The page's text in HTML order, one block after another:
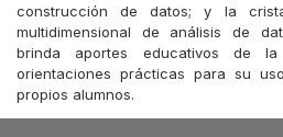
construcción de datos; y la
multidimensional de análisis de
brinda aportes educativos de la
orientaciones prácticas para su
propios alumnos.